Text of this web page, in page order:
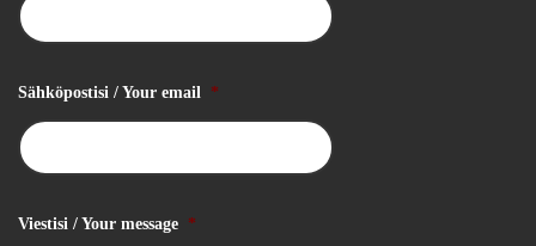
Sähköpostisi / Your email *
Viestisi / Your message *